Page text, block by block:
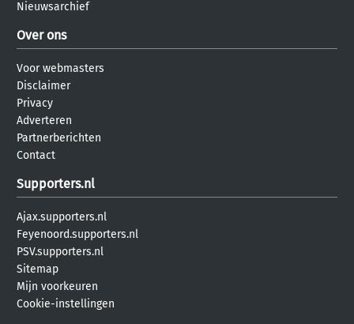
Nieuwsarchief
Over ons
Voor webmasters
Disclaimer
Privacy
Adverteren
Partnerberichten
Contact
Supporters.nl
Ajax.supporters.nl
Feyenoord.supporters.nl
PSV.supporters.nl
Sitemap
Mijn voorkeuren
Cookie-instellingen